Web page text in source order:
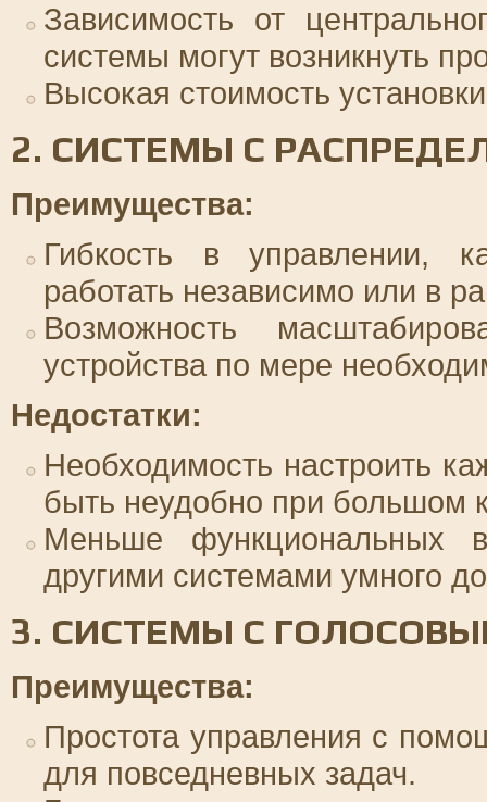
Зависимость от
системы могут возникнуть
Высокая стоимость
2. СИСТЕМЫ С
Преимущества:
Гибкость в управлении,
работать независимо или в
Возможность
устройства по мере
Недостатки:
Необходимость настроить
быть неудобно при большом
Меньше функциональных
другими системами умного
3. СИСТЕМЫ С
Преимущества:
Простота управления с
для повседневных задач.